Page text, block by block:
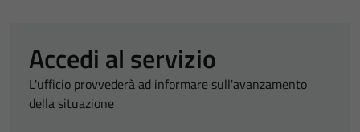
Accedi al servizio
L'ufficio provvederà ad informare sull'avanzamento
della situazione